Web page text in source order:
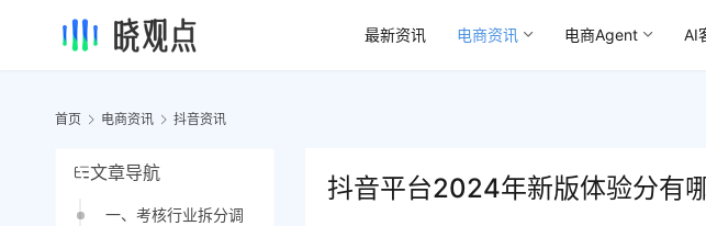
最新资讯 电商资讯 电商Agent AI
首页 电商资讯 抖音资讯
文章导航
一、考核行业拆分调
抖音平台2024年新版体验分有